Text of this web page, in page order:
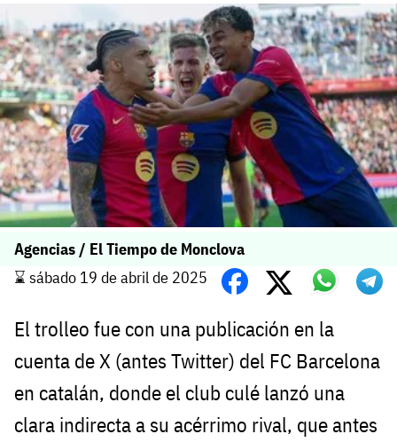
Agencias / El Tiempo de Monclova
⌛️ sábado 19 de abril de 2025
El trolleo fue con una publicación en la
cuenta de X (antes Twitter) del FC Barcelona
en catalán, donde el club culé lanzó una
clara indirecta a su acérrimo rival, que antes